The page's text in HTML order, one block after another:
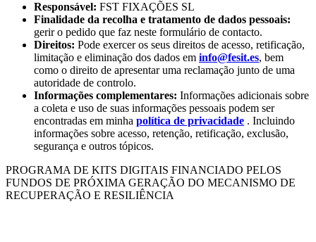
Responsável: FST FIXAÇÕES SL
Finalidade da recolha e tratamento de dados pessoais:
gerir o pedido que faz neste formulário de contacto.
Direitos: Pode exercer os seus direitos de acesso, retificação,
limitação e eliminação dos dados em info@fesit.es, bem
como o direito de apresentar uma reclamação junto de uma
autoridade de controlo.
Informações complementares: Informações adicionais sobre
a coleta e uso de suas informações pessoais podem ser
encontradas em minha política de privacidade . Incluindo
informações sobre acesso, retenção, retificação, exclusão,
segurança e outros tópicos.
PROGRAMA DE KITS DIGITAIS FINANCIADO PELOS
FUNDOS DE PRÓXIMA GERAÇÃO DO MECANISMO DE
RECUPERAÇÃO E RESILIÊNCIA